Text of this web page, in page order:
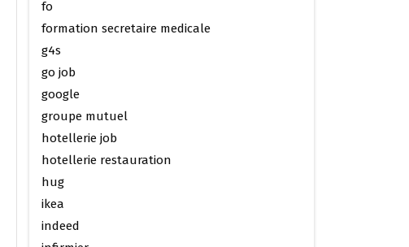
fo
formation secretaire medicale
g4s
go job
google
groupe mutuel
hotellerie job
hotellerie restauration
hug
ikea
indeed